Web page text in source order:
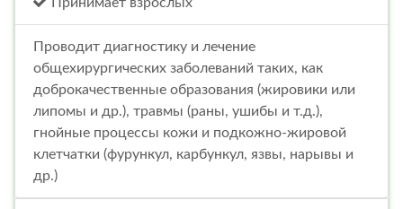
Принимает взрослых
Проводит диагностику и лечение
общехирургических заболеваний таких, как
доброкачественные образования (жировики или
липомы и др.), травмы (раны, ушибы и т.д.),
гнойные процессы кожи и подкожно-жировой
клетчатки (фурункул, карбункул, язвы, нарывы и
др.)